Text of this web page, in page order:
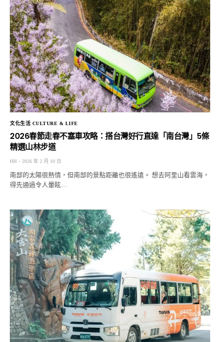
文化生活 CULTURE & LIFE
2026春節走春不塞車攻略：搭台灣好行直達「南台灣」5條
精選山林步道
HH 2026 年 2 月 10 日
南部的太陽很熱情，但南部的景點距離也很遙遠。 想去阿里山看雲海，
得先通過令人暈眩…